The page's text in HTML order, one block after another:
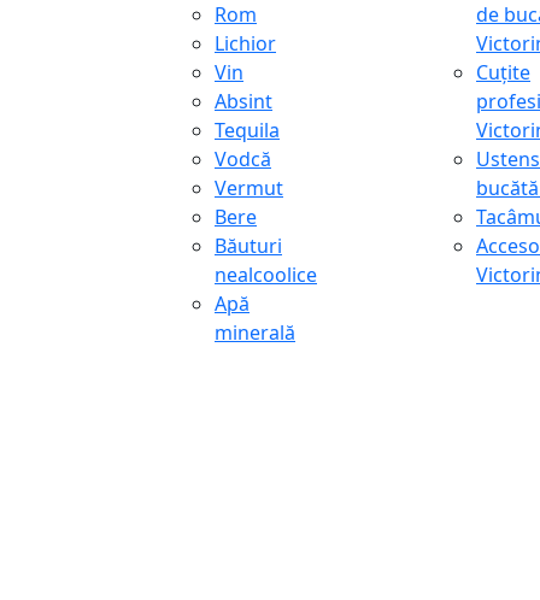
Rom
Lichior
Vin
Absint
Tequila
Vodcă
Vermut
Bere
Băuturi
nealcoolice
Apă
minerală
de
Cuțite